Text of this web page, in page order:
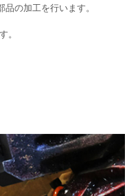
の加工を行います。
。